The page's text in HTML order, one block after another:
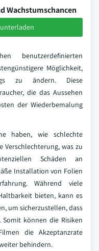
Wachstumschancen
benutzerdefinierten
Möglichkeit,
zu ändern. Diese
die das Aussehen
der Wiederbemalung
haben, wie schlechte
Verschlechterung, was zu
Schäden an
Installation von Folien
Während viele
bieten, kann es
um sicherzustellen, dass
können die Risiken
die Akzeptanzrate
behindern.